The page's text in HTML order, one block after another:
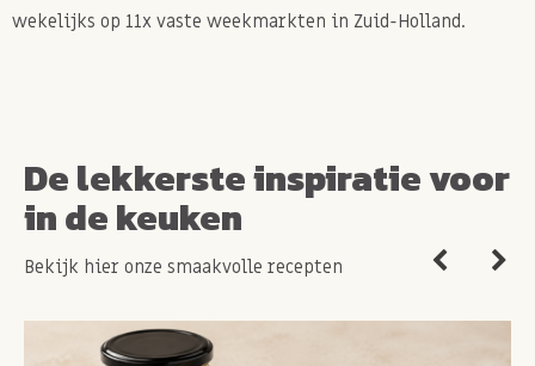
wekelijks op 11x vaste weekmarkten in Zuid-Holland.
De lekkerste inspiratie voor
in de keuken
Bekijk hier onze smaakvolle recepten